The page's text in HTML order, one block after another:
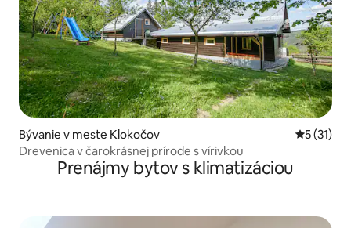
Bývanie v meste Klokočov
5 (31)
Drevenica v čarokrásnej prírode s vírivkou
Prenájmy bytov s klimatizáciou